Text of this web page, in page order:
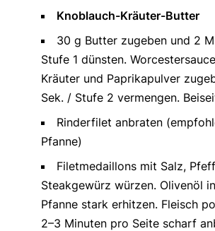
Knoblauch-Kräuter-Butter
30 g Butter zugeben und 2
Stufe 1 dünsten.
Kräuter und Paprikapulver
Sek. / Stufe 2 vermengen.
Rinderfilet anbraten
Pfanne)
Filetmedaillons mit Salz,
Steakgewürz würzen. Olivenöl
Pfanne stark erhitzen. Fleisch
2–3 Minuten pro Seite scharf